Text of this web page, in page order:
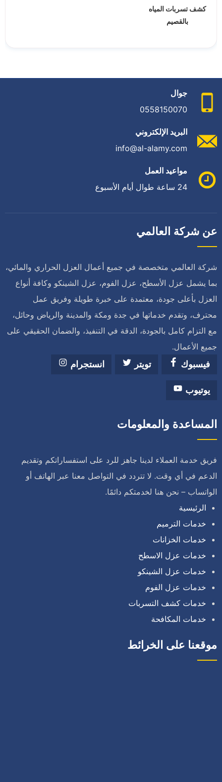
كشف تسربات المياه
بالقصيم
جوال
0558150070
البريد الإلكتروني
info@al-alamy.com
مواعيد العمل
24 ساعة طوال أيام الأسبوع
عن شركة العالمي
شركة العالمي متخصصة في جميع أعمال العزل الحراري والمائي،
بما يشمل عزل الأسطح، عزل الفوم، عزل الشينكو وكافة أنواع
العزل بأعلى جودة، معتمدة على خبرة طويلة وفريق عمل
محترف، وتقدم خدماتها في جدة ومكة والمدينة والرياض وحائل،
مع التزام كامل بالجودة، الدقة في التنفيذ، والضمان الحقيقي على
جميع الأعمال.
فيسبوك
تويتر انستجرام
يوتيوب
المساعدة والمعلومات
فريق خدمة العملاء لدينا جاهز للرد على استفساراتكم وتقديم
الدعم في أي وقت. لا تتردد في التواصل معنا عبر الهاتف أو
الواتساب – نحن هنا لخدمتكم دائمًا.
الرئيسية
خدمات الترميم
خدمات الخزانات
خدمات عزل الاسطح
خدمات عزل الشينكو
خدمات عزل الفوم
خدمات كشف التسربات
خدمات المكافحة
موقعنا على الخرائط